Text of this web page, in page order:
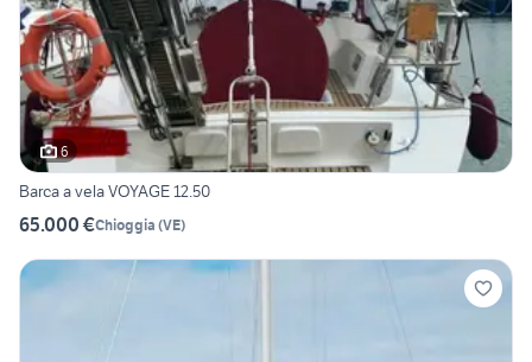
6
Barca a vela VOYAGE 12.50
65.000 €Chioggia (VE)